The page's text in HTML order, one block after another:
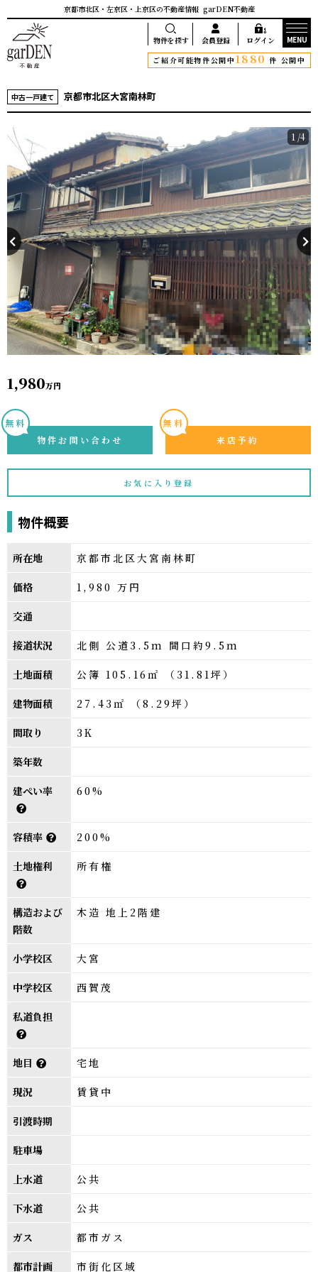
京都市北区・左京区・上京区の不動産情報 garDEN不動産
物件を探す 会員登録 ログイン
MENU
ご紹介可能物件公開中1880 件 公開中
中古一戸建て 京都市北区大宮南林町
1 /4
1,980万円
無料
物件お問い合わせ
無料
来店予約
お気に入り登録
物件概要
所在地 京都市北区大宮南林町
価格 1,980 万円
交通
接道状況 北側 公道3.5m 間口約9.5m
土地面積 公簿 105.16㎡ （31.81坪）
建物面積 27.43㎡ （8.29坪）
間取り 3K
築年数
建ぺい率 60%
容積率 200%
土地権利 所有権
構造および
階数
木造 地上2階建
小学校区 大宮
中学校区 西賀茂
私道負担
地目 宅地
現況 賃貸中
引渡時期
駐車場
上水道 公共
下水道 公共
ガス 都市ガス
都市計画 市街化区域